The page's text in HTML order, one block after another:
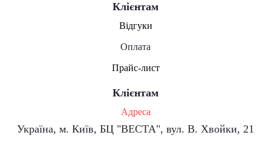
Клієнтам
Відгуки
Оплата
Прайс-лист
Клієнтам
Адреса
Україна, м. Київ, БЦ "ВЕСТА", вул. В. Хвойки, 21